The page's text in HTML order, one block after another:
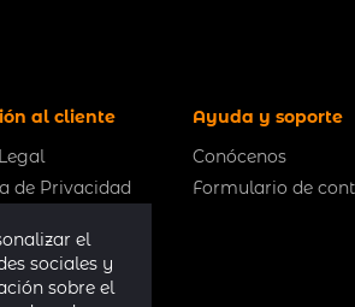
el
sociales y
sobre el
al cliente
de Privacidad
condiciones
y condiciones
Ayuda y soporte
Conócenos
Formulario de